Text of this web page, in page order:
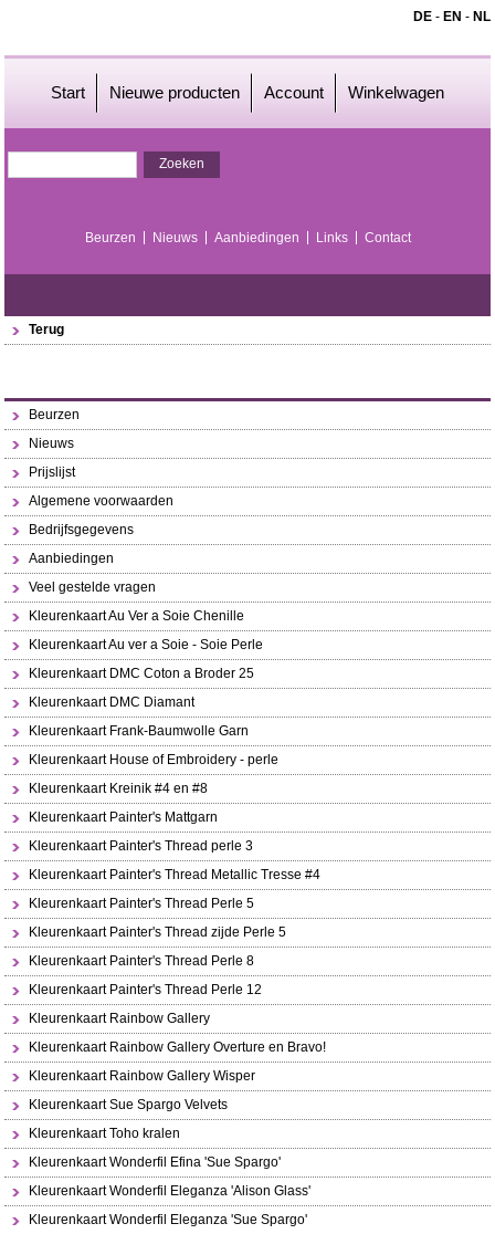
DE- EN - NL
Start Nieuwe producten Account Winkelwagen
Beurzen Nieuws Aanbiedingen Links Contact
Terug
Beurzen
Nieuws
Prijslijst
Algemene voorwaarden
Bedrijfsgegevens
Aanbiedingen
Veel gestelde vragen
Kleurenkaart Au Ver a Soie Chenille
Kleurenkaart Au ver a Soie - Soie Perle
Kleurenkaart DMC Coton a Broder 25
Kleurenkaart DMC Diamant
Kleurenkaart Frank-Baumwolle Garn
Kleurenkaart House of Embroidery - perle
Kleurenkaart Kreinik #4 en #8
Kleurenkaart Painter's Mattgarn
Kleurenkaart Painter's Thread perle 3
Kleurenkaart Painter's Thread Metallic Tresse #4
Kleurenkaart Painter's Thread Perle 5
Kleurenkaart Painter's Thread zijde Perle 5
Kleurenkaart Painter's Thread Perle 8
Kleurenkaart Painter's Thread Perle 12
Kleurenkaart Rainbow Gallery
Kleurenkaart Rainbow Gallery Overture en Bravo!
Kleurenkaart Rainbow Gallery Wisper
Kleurenkaart Sue Spargo Velvets
Kleurenkaart Toho kralen
Kleurenkaart Wonderfil Efina 'Sue Spargo'
Kleurenkaart Wonderfil Eleganza 'Alison Glass'
Kleurenkaart Wonderfil Eleganza 'Sue Spargo'